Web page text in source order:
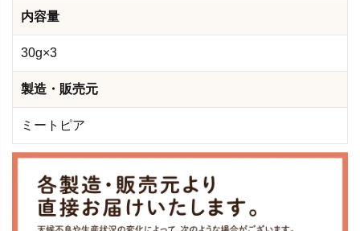
内容量
30g×3
製造・販売元
ミートピア